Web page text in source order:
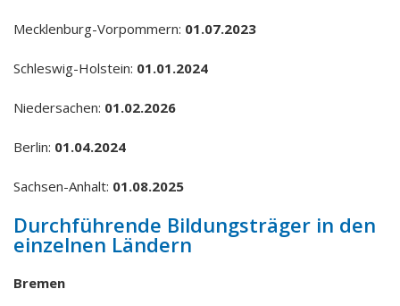
Mecklenburg-Vorpommern: 01.07.2023
Schleswig-Holstein: 01.01.2024
Niedersachen: 01.02.2026
Berlin: 01.04.2024
Sachsen-Anhalt: 01.08.2025
Durchführende Bildungsträger in den
einzelnen Ländern
Bremen